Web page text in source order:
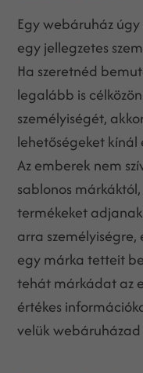
Egy webáruház
egy jellegzetes
Ha szeretnéd
legalább is
személyiségét,
lehetőségeket kínál
Az emberek nem
sablonos
termékeket
arra
egy márka tetteit
tehát márkádat az
értékes
velük